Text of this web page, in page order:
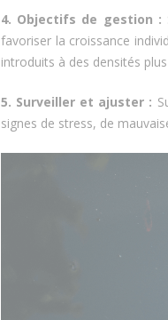
4. Objectifs de gestion :
favoriser la croissance
introduits à des densités
5. Surveiller et ajuster :
signes de stress, de